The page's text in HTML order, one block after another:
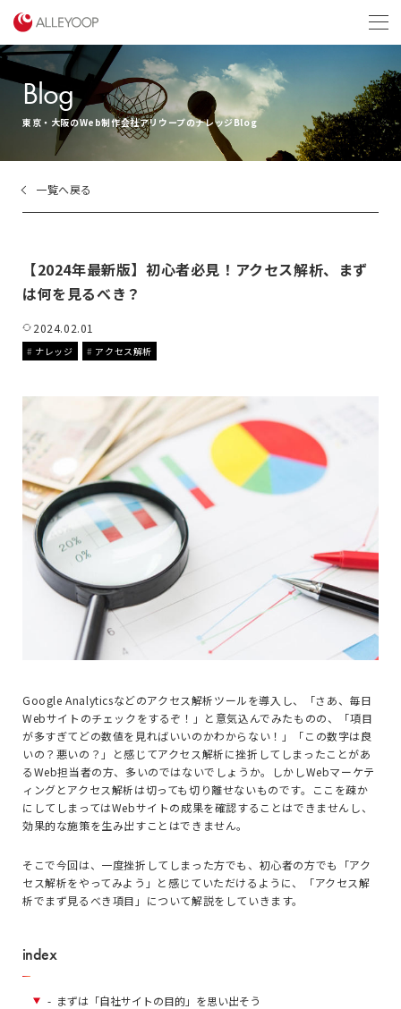
Blog
東京・大阪のWeb制作会社アリウープのナレッジBlog
一覧へ戻る
【2024年最新版】初心者必見！アクセス解析、まず
は何を見るべき？
2024.02.01
ナレッジ アクセス解析
Google Analyticsなどのアクセス解析ツールを導入し、「さあ、毎日
Webサイトのチェックをするぞ！」と意気込んでみたものの、「項目
が多すぎてどの数値を見ればいいのかわからない！」「この数字は良
いの？悪いの？」と感じてアクセス解析に挫折してしまったことがあ
るWeb担当者の方、多いのではないでしょうか。しかしWebマーケテ
ィングとアクセス解析は切っても切り離せないものです。ここを疎か
にしてしまってはWebサイトの成果を確認することはできませんし、
効果的な施策を生み出すことはできません。
そこで今回は、一度挫折してしまった方でも、初心者の方でも「アク
セス解析をやってみよう」と感じていただけるように、「アクセス解
析でまず見るべき項目」について解説をしていきます。
index
- まずは「自社サイトの目的」を思い出そう